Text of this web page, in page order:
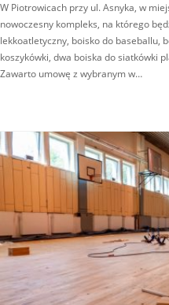
W Piotrowicach przy ul. Asnyka, w
nowoczesny kompleks, na którego
lekkoatletyczny, boisko do baseballu,
koszykówki, dwa boiska do siatkówki
Zawarto umowę z wybranym w…